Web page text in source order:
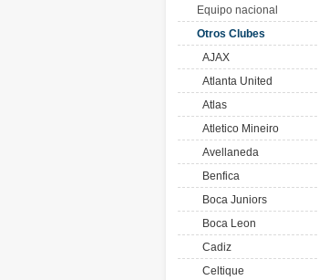
Equipo nacional
Otros Clubes
AJAX
Atlanta United
Atlas
Atletico Mineiro
Avellaneda
Benfica
Boca Juniors
Boca Leon
Cadiz
Celtique